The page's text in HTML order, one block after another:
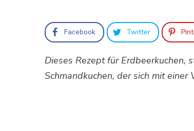
Facebook Twitter
Dieses Rezept für Erdbeerkuchen,
Schmandkuchen, der sich mit einer